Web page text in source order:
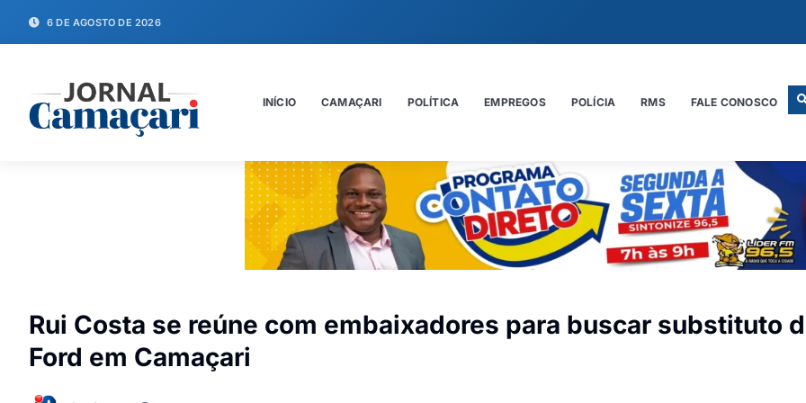
6 DE AGOSTO DE 2026
INÍCIO CAMAÇARI POLÍTICA EMPREGOS POLÍCIA RMS FALE CONOSCO
Rui Costa se reúne com embaixadores para buscar substituto
Ford em Camaçari